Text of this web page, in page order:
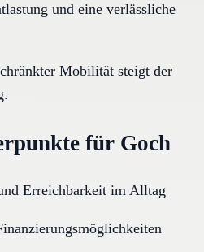
und eine verlässliche
Mobilität steigt der
für Goch
Erreichbarkeit im Alltag